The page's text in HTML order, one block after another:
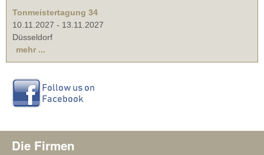
Tonmeistertagung 34
10.11.2027 - 13.11.2027
Düsseldorf
mehr ...
Die Firmen